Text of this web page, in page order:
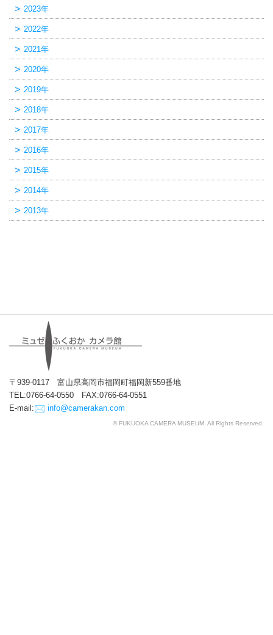
2023年
2022年
2021年
2020年
2019年
2018年
2017年
2016年
2015年
2014年
2013年
〒939-0117 富山県高岡市福岡町福岡新559番地
TEL:0766-64-0550 FAX:0766-64-0551
E-mail:
info@camerakan.com
© FUKUOKA CAMERA MUSEUM. All Rights Reserved.